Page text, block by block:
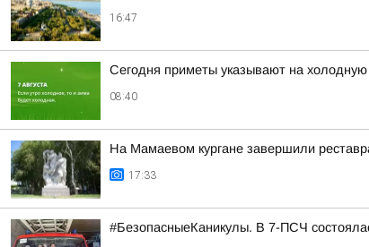
16:47
Сегодня приметы указывают на
08:40
На Мамаевом кургане завершили
17:33
#БезопасныеКаникулы. В 7-ПСЧ